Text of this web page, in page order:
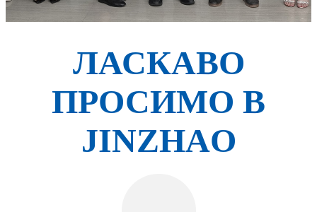
ЛАСКАВО
ПРОСИМО В
JINZHAO